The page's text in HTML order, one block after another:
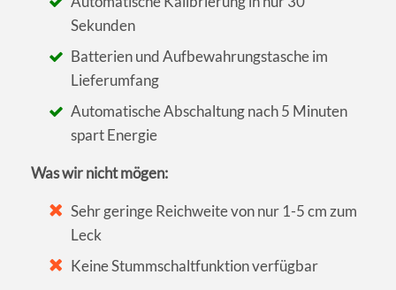
Sekunden
Batterien und Aufbewahrungstasche im
Lieferumfang
Automatische Abschaltung nach 5 Minuten
spart Energie
Was wir nicht mögen:
Sehr geringe Reichweite von nur 1-5 cm zum
Leck
Keine Stummschaltfunktion verfügbar